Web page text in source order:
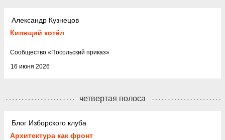
Александр Кузнецов
Кипящий котёл
16 июня 2026
Cообщество «Посольский приказ»
четвертая полоса
Блог Изборского клуба
Архитектура как фронт